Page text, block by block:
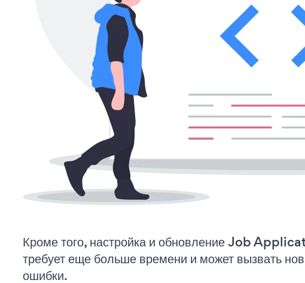
Кроме того, настройка и обновление Job
требует еще больше времени и может вызвать
ошибки.